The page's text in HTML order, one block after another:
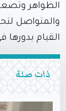
الظواهر
والمتواصل
القيام
ذات صلة